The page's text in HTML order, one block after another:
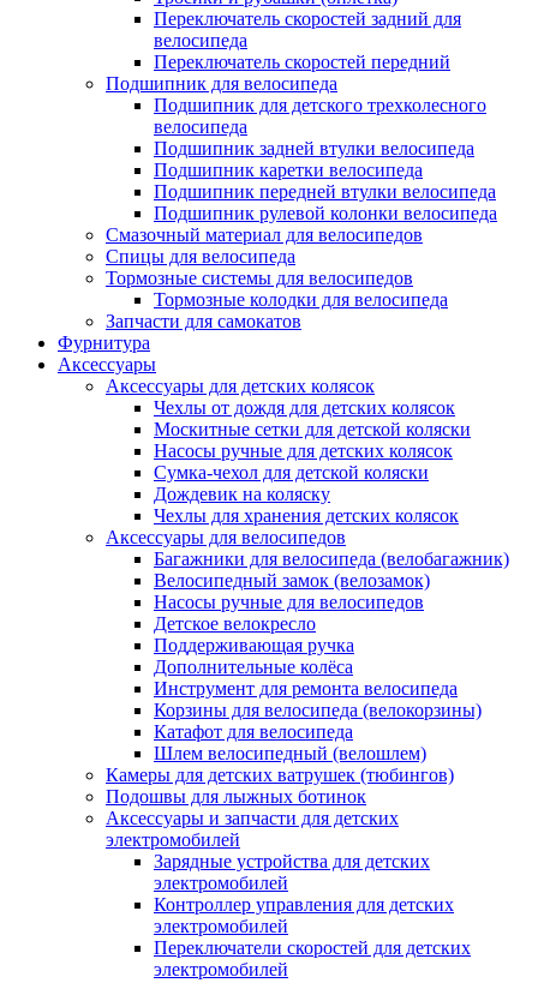
Переключатель скоростей задний для
велосипеда
Переключатель скоростей передний
Подшипник для велосипеда
Подшипник для детского трехколесного
велосипеда
Подшипник задней втулки велосипеда
Подшипник каретки велосипеда
Подшипник передней втулки велосипеда
Подшипник рулевой колонки велосипеда
Смазочный материал для велосипедов
Спицы для велосипеда
Тормозные системы для велосипедов
Тормозные колодки для велосипеда
Запчасти для самокатов
Фурнитура
Аксессуары
Аксессуары для детских колясок
Чехлы от дождя для детских колясок
Москитные сетки для детской коляски
Насосы ручные для детских колясок
Сумка-чехол для детской коляски
Дождевик на коляску
Чехлы для хранения детских колясок
Аксессуары для велосипедов
Багажники для велосипеда (велобагажник)
Велосипедный замок (велозамок)
Насосы ручные для велосипедов
Детское велокресло
Поддерживающая ручка
Дополнительные колёса
Инструмент для ремонта велосипеда
Корзины для велосипеда (велокорзины)
Катафот для велосипеда
Шлем велосипедный (велошлем)
Камеры для детских ватрушек (тюбингов)
Подошвы для лыжных ботинок
Аксессуары и запчасти для детских
электромобилей
Зарядные устройства для детских
электромобилей
Контроллер управления для детских
электромобилей
Переключатели скоростей для детских
электромобилей